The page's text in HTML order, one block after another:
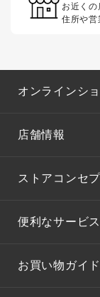
お近くの
住所や営
オンラインシ
店舗情報
ストアコンセプ
便利なサービ
お買い物ガイド